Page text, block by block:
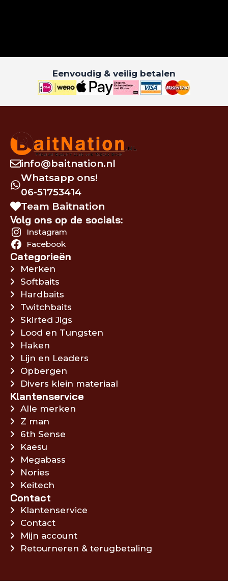
Eenvoudig & veilig betalen
info@baitnation.nl
Whatsapp ons!
06-51753414
Team Baitnation
Volg ons op de socials:
Instagram
Facebook
Categorieën
Merken
Softbaits
Hardbaits
Twitchbaits
Skirted Jigs
Lood en Tungsten
Haken
Lijn en Leaders
Opbergen
Divers klein materiaal
Klantenservice
Alle merken
Z man
6th Sense
Kaesu
Megabass
Nories
Keitech
Contact
Klantenservice
Contact
Mijn account
Retourneren & terugbetaling